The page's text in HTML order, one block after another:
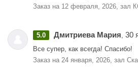
Заказ на 12 февраля, 2026,
5.0 Дмитриева Мария, 30
Все супер, как всегда! Спасибо!
Заказ на 24 января, 2026, зал